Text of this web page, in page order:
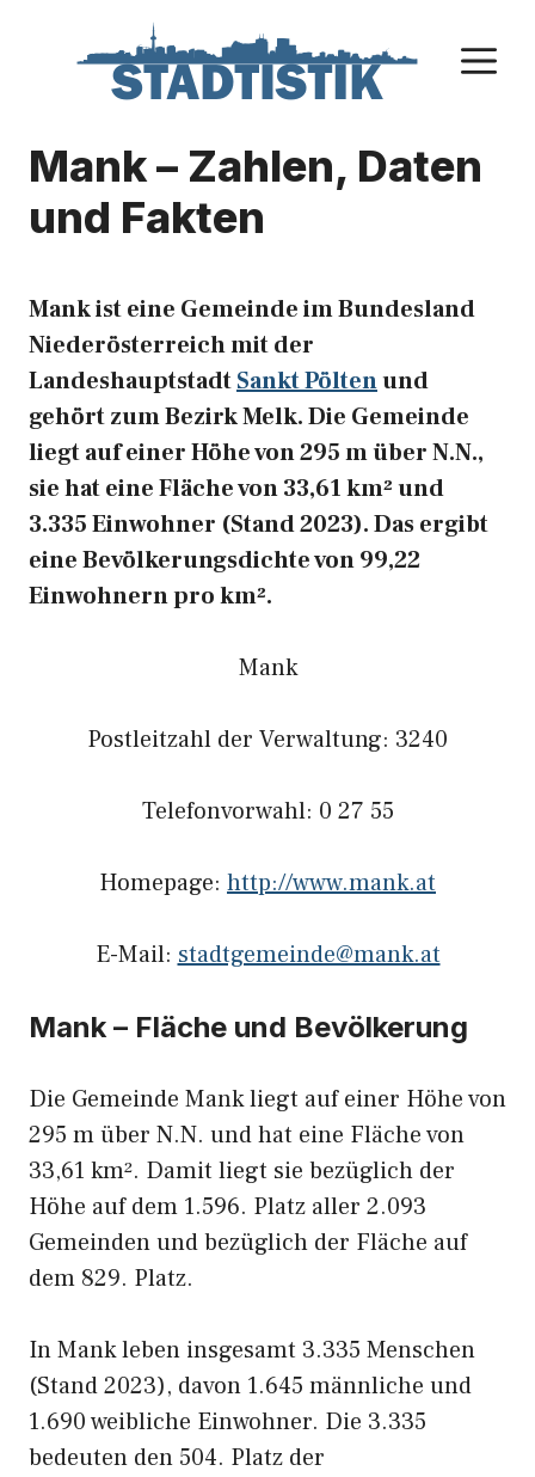
Mank – Zahlen, Daten
und Fakten
Mank ist eine Gemeinde im Bundesland
Niederösterreich mit der
LandeshauptstadtSankt Pöltenund
gehört zum Bezirk Melk. Die Gemeinde
liegt auf einer Höhe von 295 m über N.N.,
sie hat eine Fläche von 33,61 km² und
3.335 Einwohner (Stand 2023). Das ergibt
eine Bevölkerungsdichte von 99,22
Einwohnern pro km².
Mank
Postleitzahl der Verwaltung: 3240
Telefonvorwahl: 0 27 55
Homepage: http://www.mank.at
E-Mail: stadtgemeinde@mank.at
Mank – Fläche und Bevölkerung
Die Gemeinde Mank liegt auf einer Höhe von
295 m über N.N. und hat eine Fläche von
33,61 km². Damit liegt sie bezüglich der
Höhe auf dem 1.596. Platz aller 2.093
Gemeinden und bezüglich der Fläche auf
dem 829. Platz.
In Mank leben insgesamt 3.335 Menschen
(Stand 2023), davon 1.645 männliche und
1.690 weibliche Einwohner. Die 3.335
bedeuten den 504. Platz der